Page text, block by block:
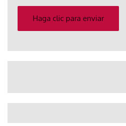
electrónico
Haga clic para enviar